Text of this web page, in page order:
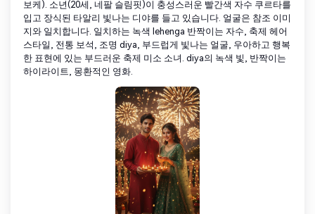
보케). 소년(20세, 네팔 슬림핏)이 충성스러운 빨간색 자수 쿠르타를
입고 장식된 타알리 빛나는 디야를 들고 있습니다. 얼굴은 참조 이미
지와 일치합니다. 일치하는 녹색 lehenga 반짝이는 자수, 축제 헤어
스타일, 전통 보석, 조명 diya, 부드럽게 빛나는 얼굴, 우아하고 행복
한 표현에 있는 부드러운 축제 미소 소녀. diya의 녹색 빛, 반짝이는
하이라이트, 몽환적인 영화.